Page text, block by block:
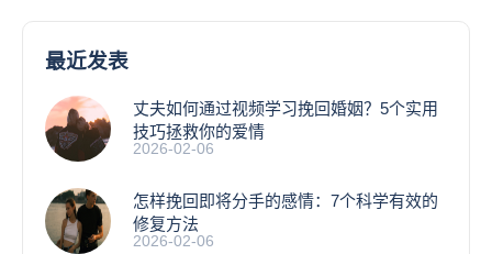
最近发表
丈夫如何通过视频学习挽回婚姻？5个实用
技巧拯救你的爱情
2026-02-06
怎样挽回即将分手的感情：7个科学有效的
修复方法
2026-02-06